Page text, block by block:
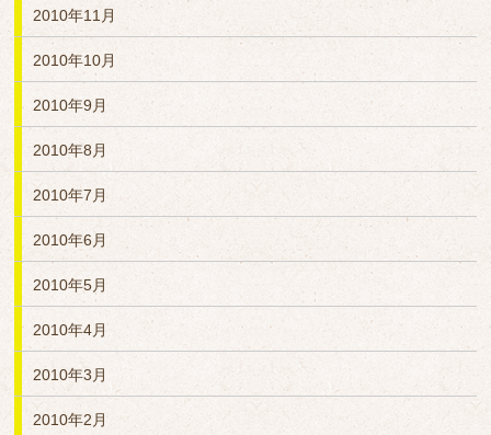
2010年11月
2010年10月
2010年9月
2010年8月
2010年7月
2010年6月
2010年5月
2010年4月
2010年3月
2010年2月